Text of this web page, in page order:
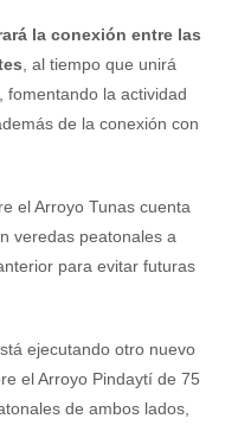
la conexión entre las
, al tiempo que unirá
fomentando la actividad
de la conexión con
el Arroyo Tunas cuenta
veredas peatonales a
para evitar futuras
ejecutando otro nuevo
el Arroyo Pindaytí de 75
de ambos lados,